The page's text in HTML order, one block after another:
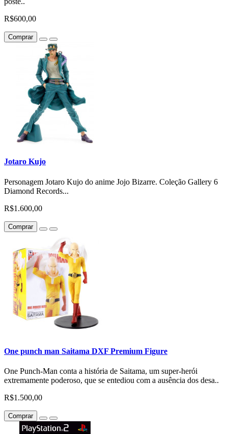
R$600,00
Comprar
Jotaro Kujo
Personagem Jotaro Kujo do anime Jojo Bizarre. Coleção Gallery 6
Diamond Records...
R$1.600,00
Comprar
One punch man Saitama DXF Premium Figure
One Punch-Man conta a história de Saitama, um super-herói
extremamente poderoso, que se entediou com a ausência dos desa..
R$1.500,00
Comprar